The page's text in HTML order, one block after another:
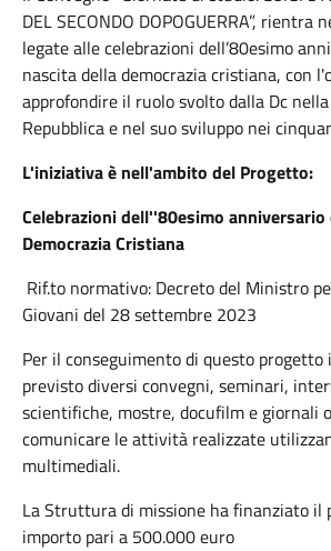
DEL SECONDO DOPOGUERRA”, rientra
legate alle celebrazioni dell’80esimo
nascita della democrazia cristiana, con
approfondire il ruolo svolto dalla Dc
Repubblica e nel suo sviluppo nei
L'iniziativa è nell'ambito del Progetto:
Celebrazioni dell''80esimo
Democrazia Cristiana
Rif.to normativo: Decreto del Ministro
Giovani del 28 settembre 2023
Per il conseguimento di questo progetto
previsto diversi convegni, seminari,
scientifiche, mostre, docufilm e giornali
comunicare le attività realizzate
multimediali.
La Struttura di missione ha finanziato il
importo pari a 500.000 euro